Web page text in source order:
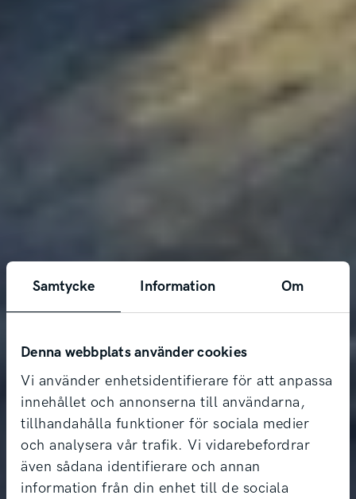
Samtycke Information Om
Denna webbplats använder cookies
Vi använder enhetsidentifierare för att anpassa
innehållet och annonserna till användarna,
tillhandahålla funktioner för sociala medier
och analysera vår trafik. Vi vidarebefordrar
även sådana identifierare och annan
information från din enhet till de sociala